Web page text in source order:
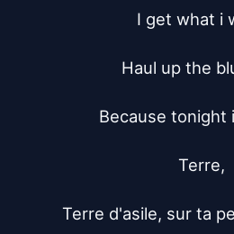
I get what i
Haul up the
Because tonight
Terre,
Terre d'asile, sur ta